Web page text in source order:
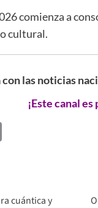
comienza a
cultural.
las noticias
¡Este canal es
cuántica y